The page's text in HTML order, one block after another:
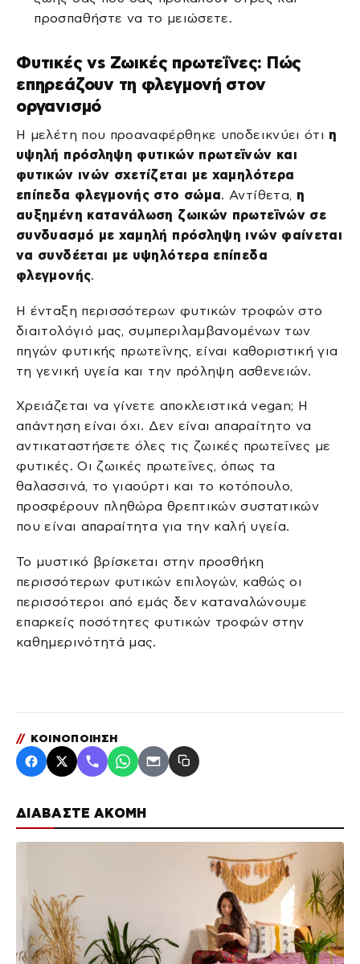
ΔΙΑΒΑΣΤΕ ΑΚΟΜΗ
προσπαθήστε να το μειώσετε.
Φυτικές vs Ζωικές πρωτεΐνες: Πώς
επηρεάζουν τη φλεγμονή στον
οργανισμό
Η μελέτη που προαναφέρθηκε υποδεικνύει ότι η
υψηλή πρόσληψη φυτικών πρωτεϊνών και
φυτικών ινών σχετίζεται με χαμηλότερα
επίπεδα φλεγμονής στο σώμα. Αντίθετα, η
αυξημένη κατανάλωση ζωικών πρωτεϊνών σε
συνδυασμό με χαμηλή πρόσληψη ινών φαίνεται
να συνδέεται με υψηλότερα επίπεδα
φλεγμονής.
Η ένταξη περισσότερων φυτικών τροφών στο
διαιτολόγιό μας, συμπεριλαμβανομένων των
πηγών φυτικής πρωτεΐνης, είναι καθοριστική για
τη γενική υγεία και την πρόληψη ασθενειών.
Χρειάζεται να γίνετε αποκλειστικά vegan; Η
απάντηση είναι όχι. Δεν είναι απαραίτητο να
αντικαταστήσετε όλες τις ζωικές πρωτεΐνες με
φυτικές. Οι ζωικές πρωτεΐνες, όπως τα
θαλασσινά, το γιαούρτι και το κοτόπουλο,
προσφέρουν πληθώρα θρεπτικών συστατικών
που είναι απαραίτητα για την καλή υγεία.
Το μυστικό βρίσκεται στην προσθήκη
περισσότερων φυτικών επιλογών, καθώς οι
περισσότεροι από εμάς δεν καταναλώνουμε
επαρκείς ποσότητες φυτικών τροφών στην
καθημερινότητά μας.
// ΚΟΙΝΟΠΟΙΗΣΗ